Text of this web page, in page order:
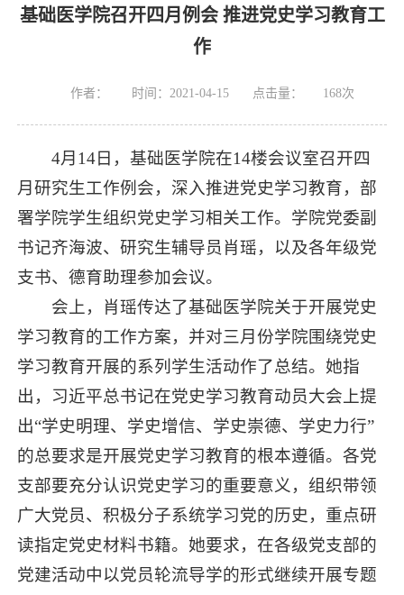
基础医学院召开四月例会 推进党史学习教育工
作
作者： 时间：2021-04-15 点击量： 168次
4月14日，基础医学院在14楼会议室召开四
月研究生工作例会，深入推进党史学习教育，部
署学院学生组织党史学习相关工作。学院党委副
书记齐海波、研究生辅导员肖瑶，以及各年级党
支书、德育助理参加会议。
会上，肖瑶传达了基础医学院关于开展党史
学习教育的工作方案，并对三月份学院围绕党史
学习教育开展的系列学生活动作了总结。她指
出，习近平总书记在党史学习教育动员大会上提
出“学史明理、学史增信、学史崇德、学史力行”
的总要求是开展党史学习教育的根本遵循。各党
支部要充分认识党史学习的重要意义，组织带领
广大党员、积极分子系统学习党的历史，重点研
读指定党史材料书籍。她要求，在各级党支部的
党建活动中以党员轮流导学的形式继续开展专题